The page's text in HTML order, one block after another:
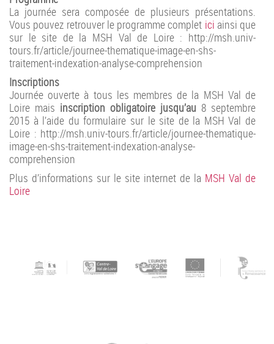
La journée sera composée de plusieurs présentations.
Vous pouvez retrouver le programme complet ici ainsi que
sur le site de la MSH Val de Loire : http://msh.univ-
tours.fr/article/journee-thematique-image-en-shs-
traitement-indexation-analyse-comprehension
Inscriptions
Journée ouverte à tous les membres de la MSH Val de
Loire mais inscription obligatoire jusqu’au 8 septembre
2015 à l’aide du formulaire sur le site de la MSH Val de
Loire : http://msh.univ-tours.fr/article/journee-thematique-
image-en-shs-traitement-indexation-analyse-
comprehension
Plus d’informations sur le site internet de la MSH Val de
Loire